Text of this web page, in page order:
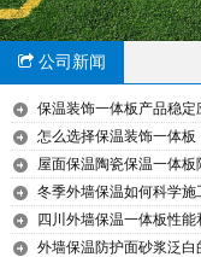
公司新闻
保温装饰一体板产品稳定
怎么选择保温装饰一体板
屋面保温陶瓷保温一体板
冬季外墙保温如何科学施
四川外墙保温一体板性能
外墙保温防护面砂浆泛